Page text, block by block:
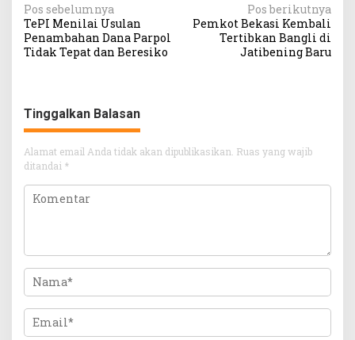
Navigasi
pos
Pos sebelumnya
TePI Menilai Usulan
Penambahan Dana Parpol
Tidak Tepat dan Beresiko
Pos berikutnya
Pemkot Bekasi Kembali
Tertibkan Bangli di
Jatibening Baru
Tinggalkan Balasan
Alamat email Anda tidak akan dipublikasikan. Ruas yang wajib
ditandai *